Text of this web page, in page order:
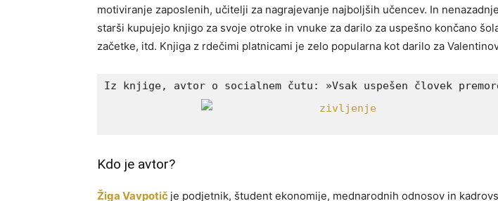
motiviranje zaposlenih, učitelji za nagrajevanje najboljših učencev. In
starši kupujejo knjigo za svoje otroke in vnuke za darilo za uspešno končano
začetke, itd. Knjiga z rdečimi platnicami je zelo popularna kot darilo za
Kdo je avtor?
Žiga Vavpotič je podjetnik, študent ekonomije, mednarodnih odnosov in